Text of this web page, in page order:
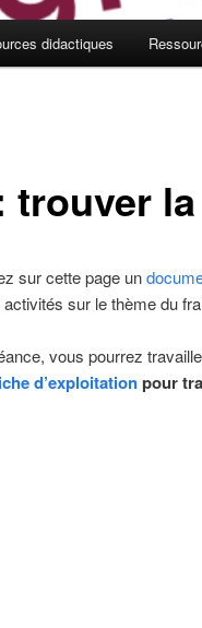
didactiques
trouver
sur cette page un
sur le thème du
vous pourrez
d’exploitationpour